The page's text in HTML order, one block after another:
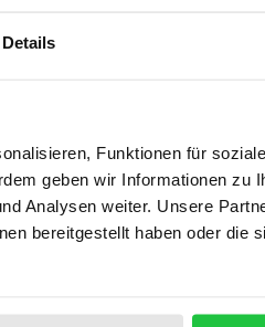
Details
Funktionen für
geben wir Informationen zu
Analysen weiter. Unsere
bereitgestellt haben oder die